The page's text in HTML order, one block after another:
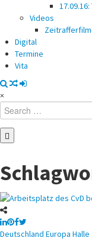
Videos
Digital
Termine
Vita
×
Search
for:
Posted
Deutschland Europa Halle